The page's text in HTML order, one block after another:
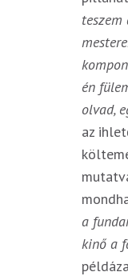
teszem
én
olvad,
az
a
kinő a